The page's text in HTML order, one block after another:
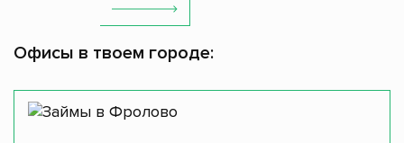
Офисы в твоем городе: